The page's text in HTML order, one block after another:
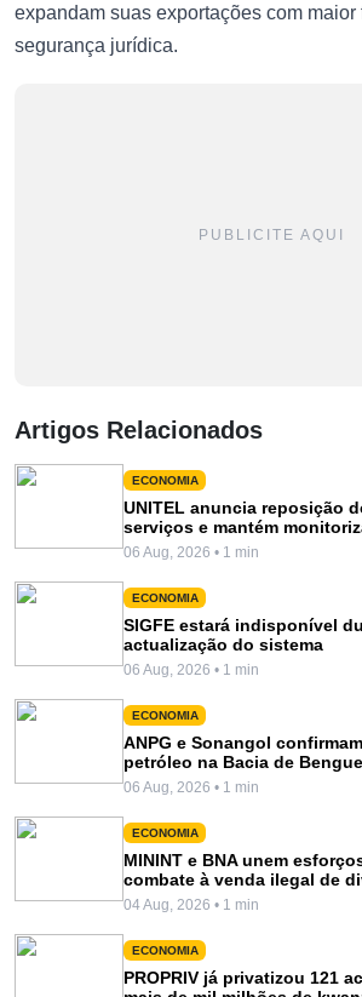
expandam suas exportações com
segurança jurídica.
PUBLICITE AQUI
Artigos Relacionados
ECONOMIA
UNITEL anuncia reposição
serviços e mantém
06 Aug, 2026 • 1 min
ECONOMIA
SIGFE estará indisponível
actualização do sistema
06 Aug, 2026 • 1 min
ECONOMIA
ANPG e Sonangol
petróleo na Bacia de
06 Aug, 2026 • 1 min
ECONOMIA
MININT e BNA unem
combate à venda ilegal de
04 Aug, 2026 • 1 min
ECONOMIA
PROPRIV já privatizou 121